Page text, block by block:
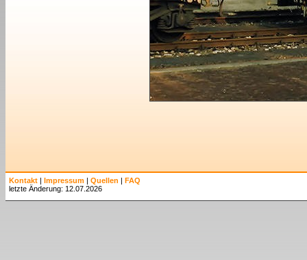
Kontakt | Impressum | Quellen | FAQ
letzte Änderung: 12.07.2026